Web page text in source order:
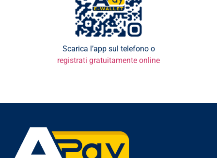
Scarica l’app sul telefono o
registrati gratuitamente online